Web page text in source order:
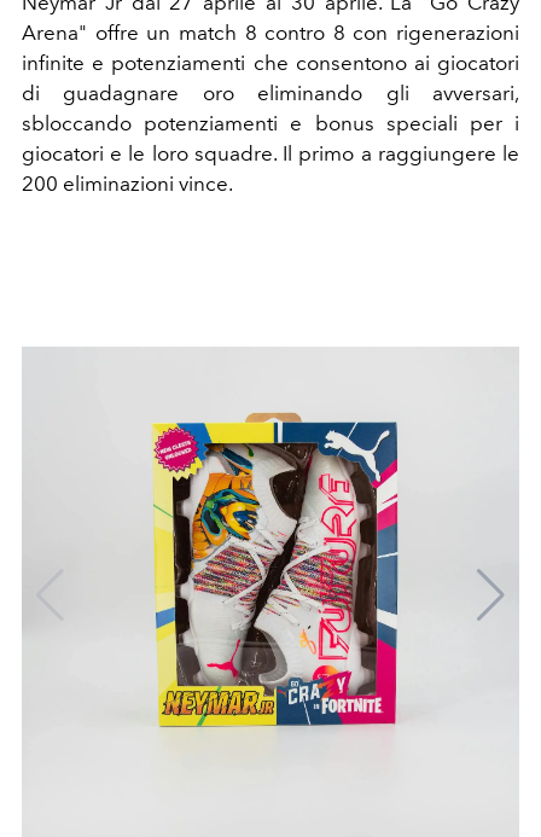
Arena" offre un match 8 contro 8 con rigenerazioni
infinite e potenziamenti che consentono ai giocatori
di guadagnare oro eliminando gli avversari,
sbloccando potenziamenti e bonus speciali per i
giocatori e le loro squadre. Il primo a raggiungere le
200 eliminazioni vince.